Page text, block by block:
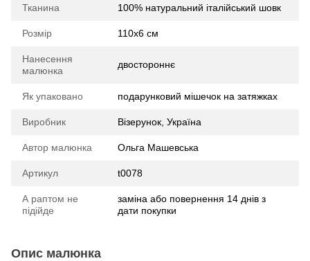
Тканина 100% натуральний італійський шовк
Розмір 110x6 см
Нанесення
малюнка
двостороннє
Як упаковано подарунковий мішечок на затяжках
Виробник Візерунок, Україна
Автор малюнка Ольга Машевська
Артикул t0078
А раптом не
підійде
заміна або повернення 14 днів з
дати покупки
Опис малюнка